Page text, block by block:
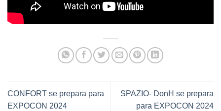
CONFORT se prepara para
EXPOCON 2024
SPAZIO- DonH se prepara
para EXPOCON 2024